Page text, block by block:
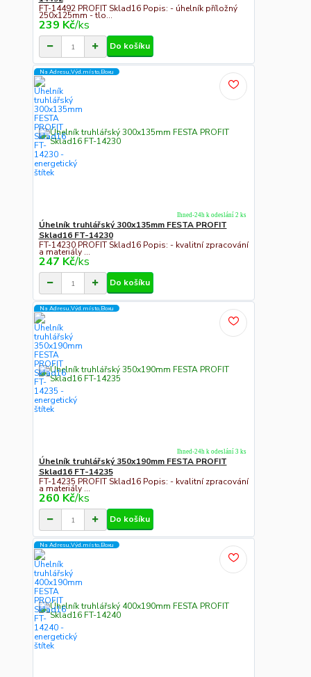
FT-14492 PROFIT Sklad16 Popis: - úhelník příložný
250x125mm - tlo...
239 Kč/ks
Do košíku
Na Adresu,Výd.místo,Boxu
Úhelník truhlářský 300x135mm FESTA PROFIT
Sklad16 FT-14230
FT-14230 PROFIT Sklad16 Popis: - kvalitní zpracování
a materiály ...
247 Kč/ks
Ihned-24h k odeslání 2 ks
Do košíku
Na Adresu,Výd.místo,Boxu
Úhelník truhlářský 350x190mm FESTA PROFIT
Sklad16 FT-14235
FT-14235 PROFIT Sklad16 Popis: - kvalitní zpracování
a materiály ...
260 Kč/ks
Ihned-24h k odeslání 3 ks
Do košíku
Na Adresu,Výd.místo,Boxu